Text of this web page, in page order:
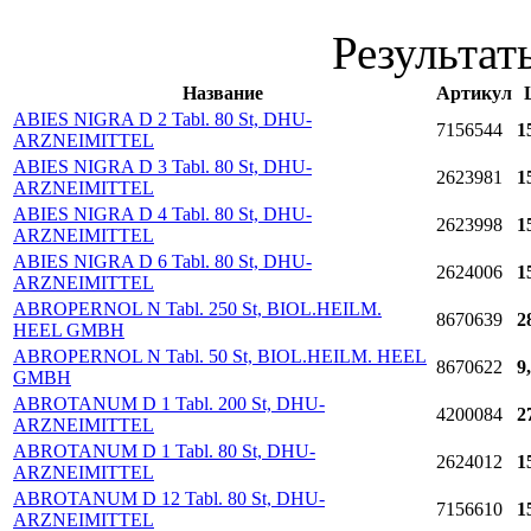
Название Артикул
ABIES NIGRA D 2 Tabl. 80 St, DHU-
ARZNEIMITTEL
7156544
ABIES NIGRA D 3 Tabl. 80 St, DHU-
ARZNEIMITTEL
2623981
ABIES NIGRA D 4 Tabl. 80 St, DHU-
ARZNEIMITTEL
2623998
ABIES NIGRA D 6 Tabl. 80 St, DHU-
ARZNEIMITTEL
2624006
ABROPERNOL N Tabl. 250 St, BIOL.HEILM.
HEEL GMBH
8670639
ABROPERNOL N Tabl. 50 St, BIOL.HEILM. HEEL
GMBH
8670622
ABROTANUM D 1 Tabl. 200 St, DHU-
ARZNEIMITTEL
4200084
ABROTANUM D 1 Tabl. 80 St, DHU-
ARZNEIMITTEL
2624012
ABROTANUM D 12 Tabl. 80 St, DHU-
ARZNEIMITTEL
7156610